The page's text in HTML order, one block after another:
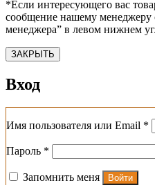
*Если интересующего вас
сообщение нашему
менеджера” в левом нижнем
ЗАКРЫТЬ
Вход
Имя пользователя или Email *
Пароль *
Запомнить меня Войти